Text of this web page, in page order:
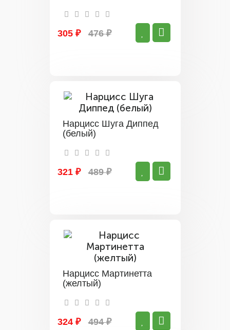
305 ₽ 476 ₽
Нарцисс Шуга Диппед
(белый)
321 ₽ 489 ₽
Нарцисс Мартинетта
(желтый)
324 ₽ 494 ₽